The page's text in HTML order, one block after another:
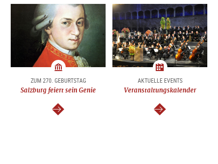
Sehenswürdigkeit
ZUM 270. GEBURTSTAG
Salzburg feiert sein Genie
weiter
Datum
AKTUELLE EVENTS
Veranstaltungskalender
weiter